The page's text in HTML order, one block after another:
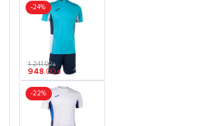
-24%
1 241.00 ₴
948.00 ₴
-22%